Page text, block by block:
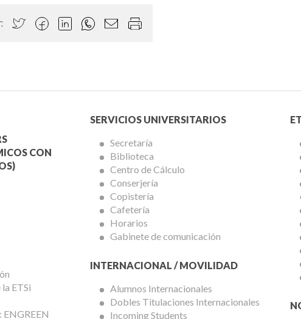
CON
ETSi
ENGREEN
Menú
Servicios
Universitarios
SERVICIOS UNIVERSITARIOS
Secretaría
Biblioteca
Centro de Cálculo
Conserjería
Copistería
Cafetería
Horarios
Gabinete de comunicación
INTERNACIONAL / MOVILIDAD
Alumnos Internacionales
Dobles Titulaciones Internacionales
Incoming Students